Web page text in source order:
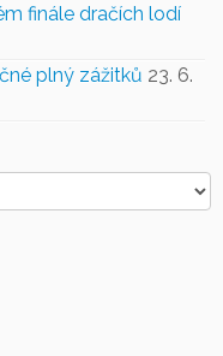
finále dračích lodí
plný zážitků 23. 6.